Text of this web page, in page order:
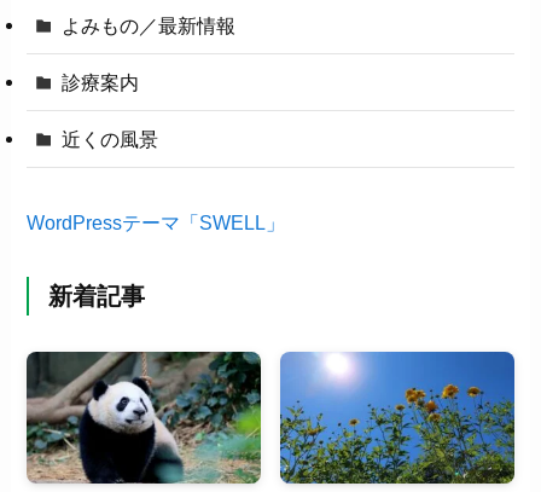
よみもの／最新情報
診療案内
近くの風景
WordPressテーマ「SWELL」
新着記事